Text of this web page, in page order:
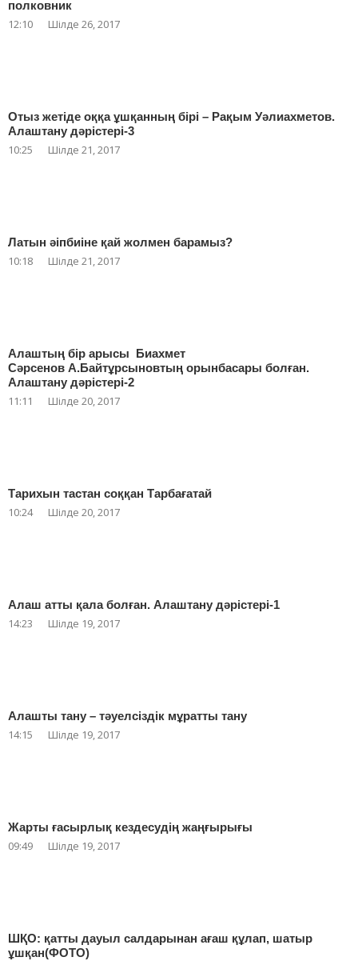
полковник
12:10 Шілде 26, 2017
Отыз жетіде оққа ұшқанның бірі – Рақым Уәлиахметов.
Алаштану дәрістері-3
10:25 Шілде 21, 2017
Латын әіпбиіне қай жолмен барамыз?
10:18 Шілде 21, 2017
Алаштың бір арысы Биахмет
Сәрсенов А.Байтұрсыновтың орынбасары болған.
Алаштану дәрістері-2
11:11 Шілде 20, 2017
Тарихын тастан соққан Тарбағатай
10:24 Шілде 20, 2017
Алаш атты қала болған. Алаштану дәрістері-1
14:23 Шілде 19, 2017
Алашты тану – тәуелсіздік мұратты тану
14:15 Шілде 19, 2017
Жарты ғасырлық кездесудің жаңғырығы
09:49 Шілде 19, 2017
ШҚО: қатты дауыл салдарынан ағаш құлап, шатыр
ұшқан(ФОТО)